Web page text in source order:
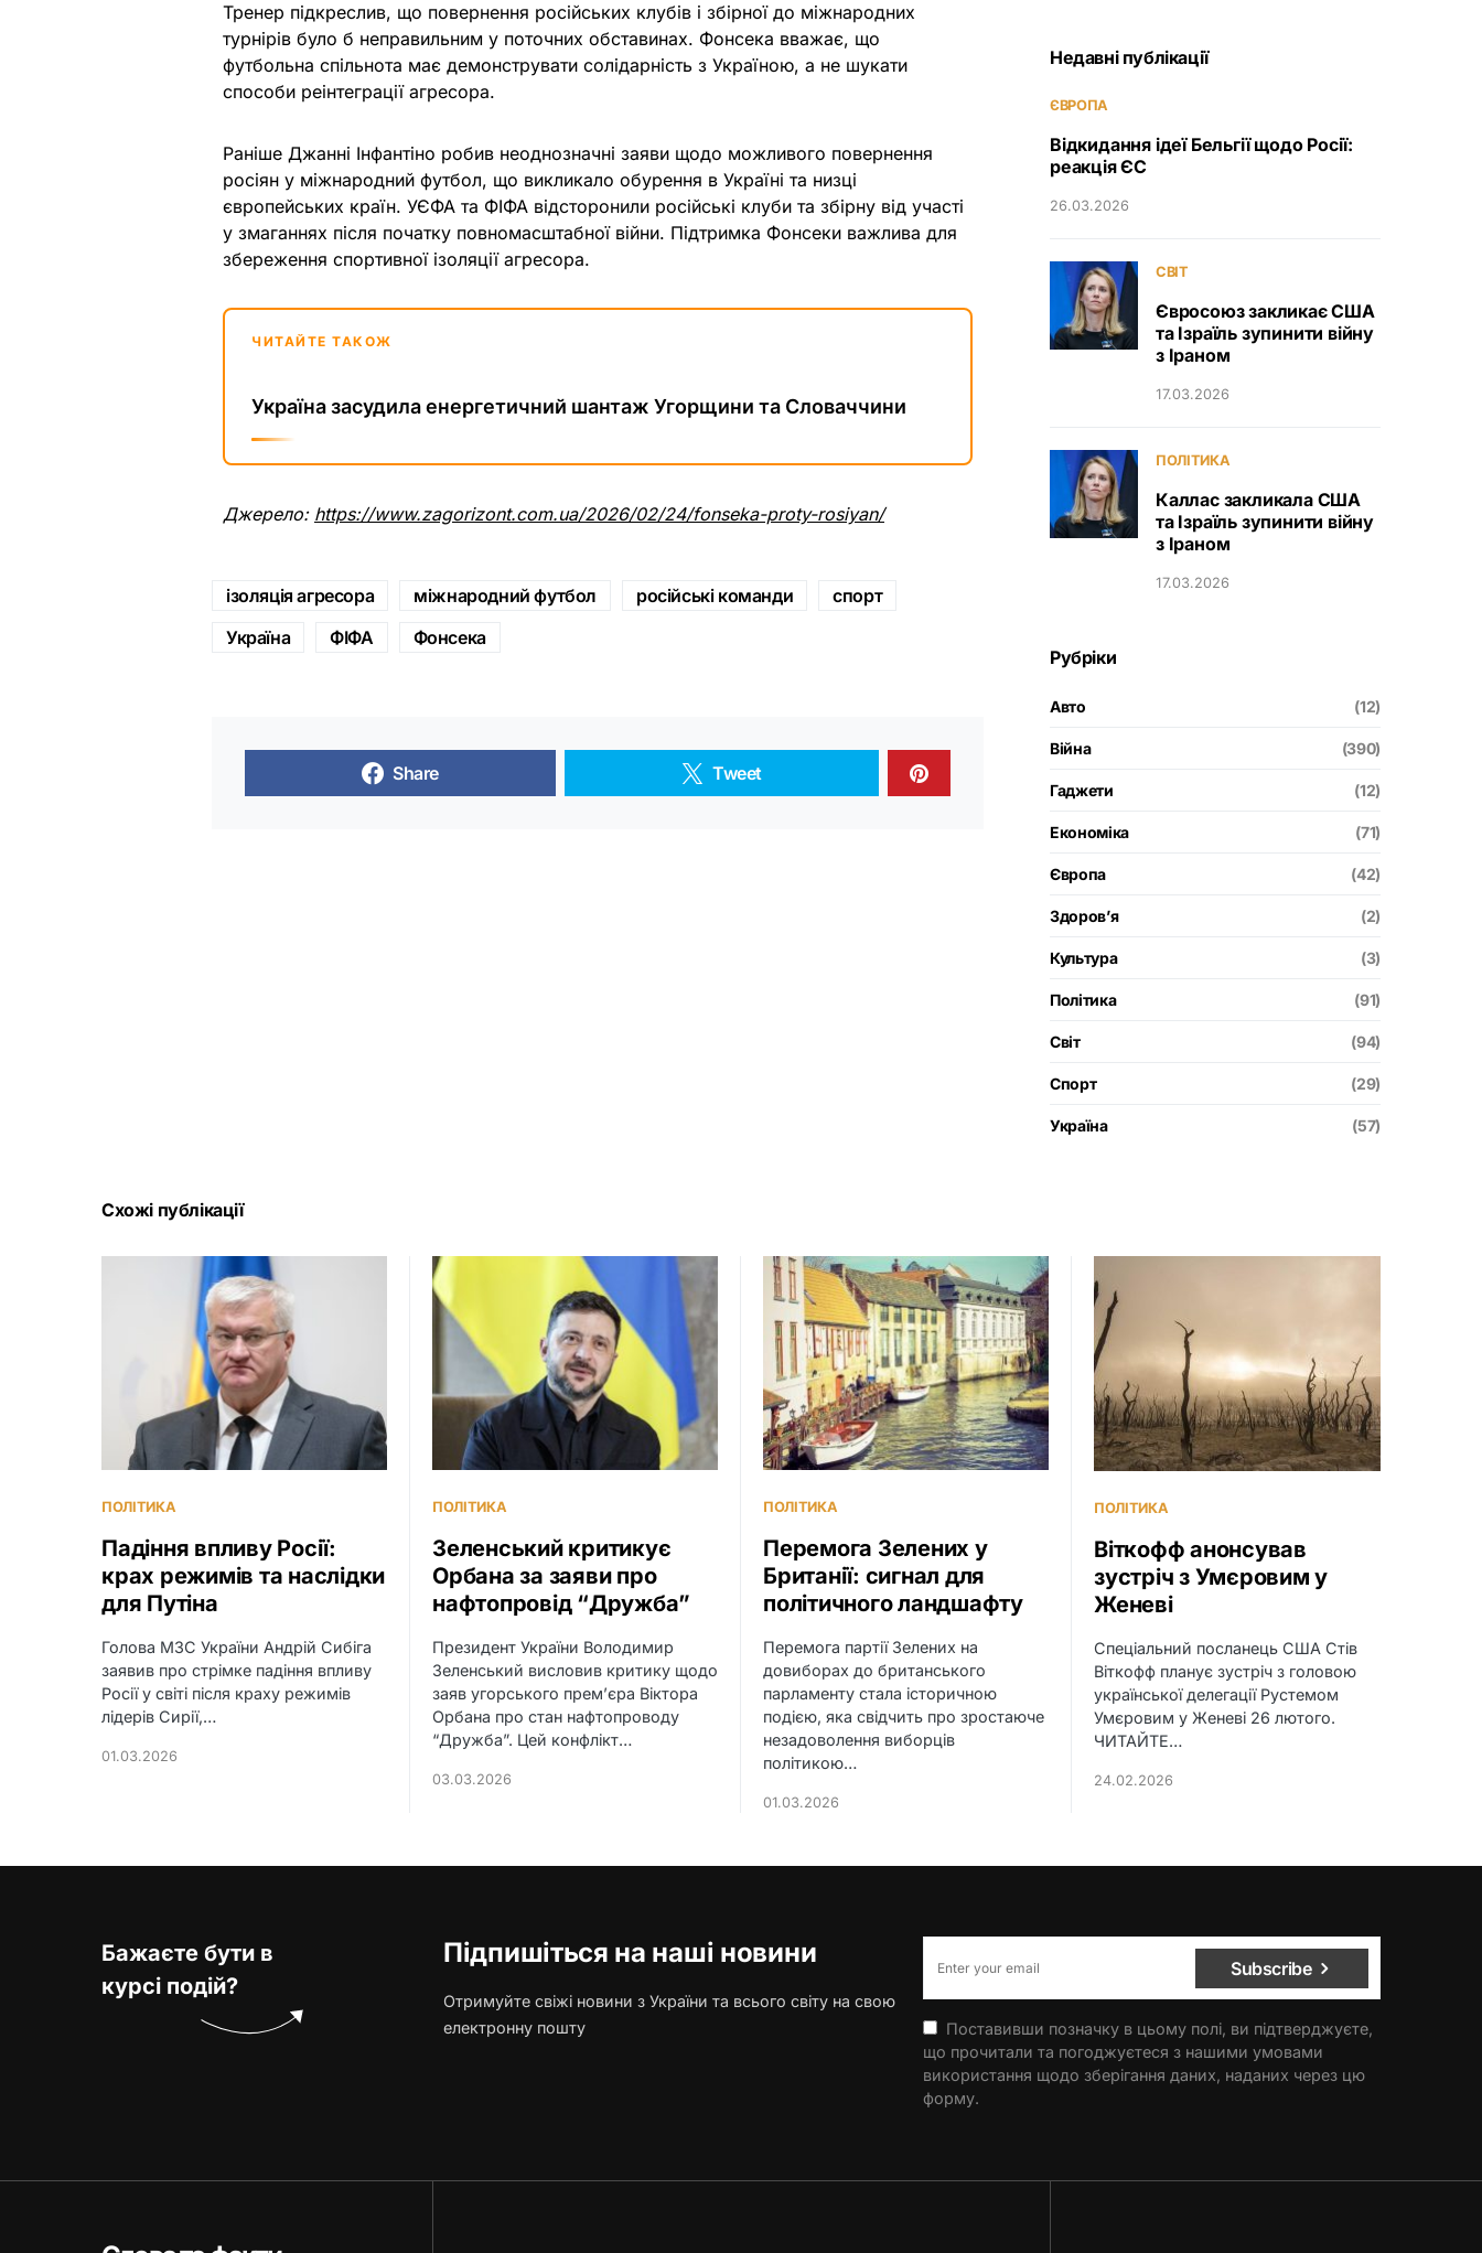
Тренер підкреслив, що повернення російських клубів і збірної до міжнародних
турнірів було б неправильним у поточних обставинах. Фонсека вважає, що
футбольна спільнота має демонструвати солідарність з Україною, а не шукати
способи реінтеграції агресора.
Раніше Джанні Інфантіно робив неоднозначні заяви щодо можливого повернення
росіян у міжнародний футбол, що викликало обурення в Україні та низці
європейських країн. УЄФА та ФІФА відсторонили російські клуби та збірну від участі
у змаганнях після початку повномасштабної війни. Підтримка Фонсеки важлива для
збереження спортивної ізоляції агресора.
ЧИТАЙТЕ ТАКОЖ
Україна засудила енергетичний шантаж Угорщини та Словаччини
Джерело: https://www.zagorizont.com.ua/2026/02/24/fonseka-proty-rosiyan/
ізоляція агресора міжнародний футбол російські команди
спорт
Україна
ФІФА Фонсека
Share Tweet
Недавні публікації
ЄВРОПА
Відкидання ідеї Бельгії щодо Росії:
реакція ЄС
26.03.2026
СВІТ
Євросоюз закликає США
та Ізраїль зупинити війну
з Іраном
17.03.2026
ПОЛІТИКА
Каллас закликала США
та Ізраїль зупинити війну
з Іраном
17.03.2026
Рубріки
Авто (12)
Війна (390)
Гаджети (12)
Економіка (71)
Європа (42)
Здоров’я (2)
Культура (3)
Політика (91)
Світ (94)
Спорт (29)
Україна (57)
Схожі публікації
ПОЛІТИКА
Падіння впливу Росії:
крах режимів та наслідки
для Путіна
Голова МЗС України Андрій Сибіга
заявив про стрімке падіння впливу
Росії у світі після краху режимів
лідерів Сирії,…
01.03.2026
ПОЛІТИКА
Зеленський критикує
Орбана за заяви про
нафтопровід “Дружба”
Президент України Володимир
Зеленський висловив критику щодо
заяв угорського прем’єра Віктора
Орбана про стан нафтопроводу
“Дружба”. Цей конфлікт…
03.03.2026
ПОЛІТИКА
Перемога Зелених у
Британії: сигнал для
політичного ландшафту
Перемога партії Зелених на
довиборах до британського
парламенту стала історичною
подією, яка свідчить про зростаюче
незадоволення виборців
політикою…
01.03.2026
ПОЛІТИКА
Віткофф анонсував
зустріч з Умєровим у
Женеві
Спеціальний посланець США Стів
Віткофф планує зустріч з головою
української делегації Рустемом
Умєровим у Женеві 26 лютого.
ЧИТАЙТЕ…
24.02.2026
Бажаєте бути в
курсі подій?
Підпишіться на наші новини
Отримуйте свіжі новини з України та всього світу на свою
електронну пошту
Subscribe
Поставивши позначку в цьому полі, ви підтверджуєте,
що прочитали та погоджуєтеся з нашими умовами
використання щодо зберігання даних, наданих через цю
форму.